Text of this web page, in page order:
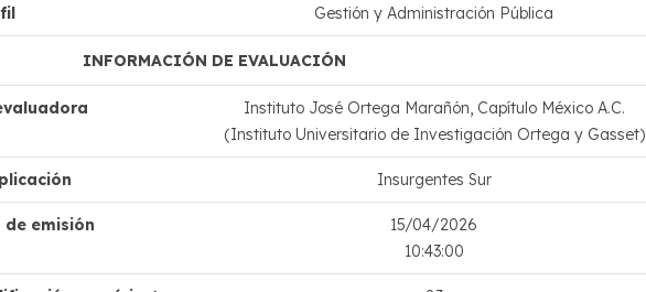
Gestión y Administración Pública
INFORMACIÓN DE EVALUACIÓN
Instituto José Ortega Marañón, Capítulo México A.C.
(Instituto Universitario de Investigación Ortega y Gasset)
Insurgentes Sur
de emisión
15/04/2026
10:43:00